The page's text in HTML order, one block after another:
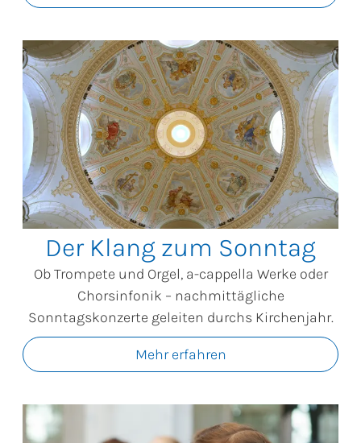
Der Klang zum Sonntag
Ob Trompete und Orgel, a-cappella Werke oder
Chorsinfonik – nachmittägliche
Sonntagskonzerte geleiten durchs Kirchenjahr.
Mehr erfahren